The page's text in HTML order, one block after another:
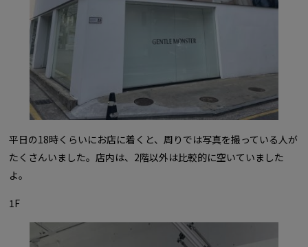
平日の18時くらいにお店に着くと、周りでは写真を撮っている人が
たくさんいました。店内は、2階以外は比較的に空いていました
よ。
1F